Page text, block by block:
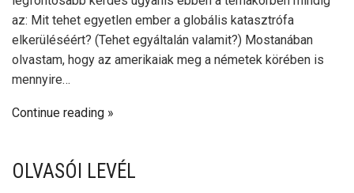
az: Mit tehet egyetlen ember a globális katasztrófa
elkerüléséért? (Tehet egyáltalán valamit?) Mostanában
olvastam, hogy az amerikaiak meg a németek körében is
mennyire…
Continue reading
OLVASÓI LEVÉL